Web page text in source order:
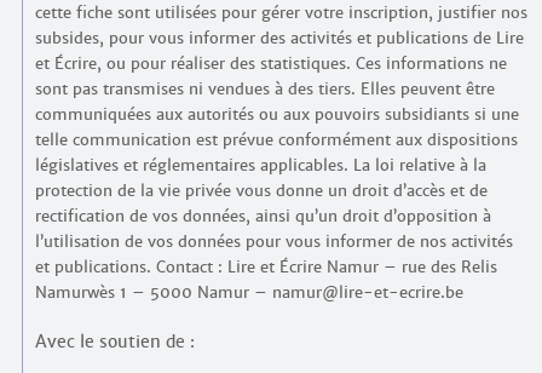
cette fiche sont utilisées pour gérer votre inscription, justifier nos
subsides, pour vous informer des activités et publications de Lire
et Écrire, ou pour réaliser des statistiques. Ces informations ne
sont pas transmises ni vendues à des tiers. Elles peuvent être
communiquées aux autorités ou aux pouvoirs subsidiants si une
telle communication est prévue conformément aux dispositions
législatives et réglementaires applicables. La loi relative à la
protection de la vie privée vous donne un droit d’accès et de
rectification de vos données, ainsi qu’un droit d’opposition à
l’utilisation de vos données pour vous informer de nos activités
et publications. Contact : Lire et Écrire Namur – rue des Relis
Namurwès 1 – 5000 Namur – namur@lire-et-ecrire.be
Avec le soutien de :